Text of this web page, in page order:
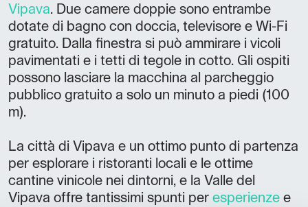
Vipava. Due camere doppie sono entrambe
dotate di bagno con doccia, televisore e Wi-Fi
gratuito. Dalla finestra si può ammirare i vicoli
pavimentati e i tetti di tegole in cotto. Gli ospiti
possono lasciare la macchina al parcheggio
pubblico gratuito a solo un minuto a piedi (100
m).
La città di Vipava e un ottimo punto di partenza
per esplorare i ristoranti locali e le ottime
cantine vinicole nei dintorni, e la Valle del
Vipava offre tantissimi spunti per esperienze e